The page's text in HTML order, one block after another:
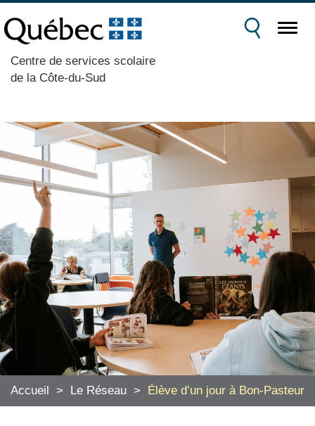
Centre de services scolaire
de la Côte-du-Sud
Accueil > Le Réseau > Élève d’un jour à Bon-Pasteur